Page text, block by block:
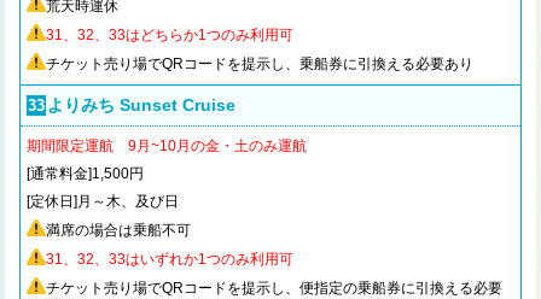
荒天時運休
31
、32、33はどちらか1つのみ利用可
チケット売り場でQRコードを提示し、乗船券に引換える必要あり
33 よりみち Sunset Cruise
期間限定運航 9月~10月の金・土のみ運航
[通常料金]1,500円
[定休日]月～木、及び日
満席の場合は乗船不可
31、32、33はいずれか1つのみ利用可
チケット売り場でQRコードを提示し、便指定の乗船券に引換える必要